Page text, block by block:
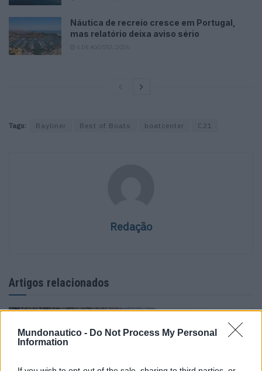
Mundonautico - Do Not Process My Personal
Information
Náutica de recreio cresce em Portugal,
mas relatório deixa aviso sério
Tags: Bayliner Best of Boats boatcenter C21
Redação
Artigos relacionados